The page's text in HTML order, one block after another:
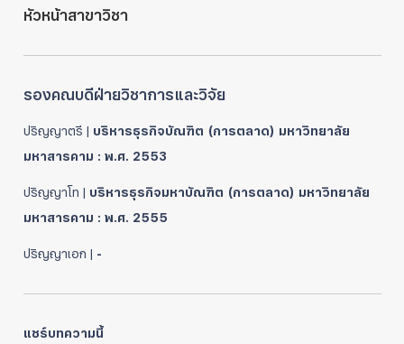
หัวหน้าสาขาวิชา
รองคณบดีฝ่ายวิชาการและวิจัย
ปริญญาตรี | บริหารธุรกิจบัณฑิต (การตลาด) มหาวิทยาลัย
มหาสารคาม : พ.ศ. 2553
ปริญญาโท | บริหารธุรกิจมหาบัณฑิต (การตลาด) มหาวิทยาลัย
มหาสารคาม : พ.ศ. 2555
ปริญญาเอก | -
แชร์บทความนี้